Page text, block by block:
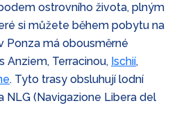
ostrovního života, plným
si můžete během pobytu na
Ponza má obousměrné
Anziem, Terracinou, Ischií,
. Tyto trasy obsluhují lodní
NLG (Navigazione Libera del